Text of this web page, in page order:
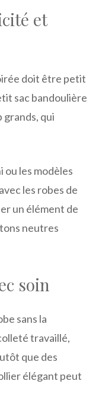
et
doit être petit
sac bandoulière
grands, qui
ou les modèles
les robes de
un élément de
neutres
soin
sans la
travaillé,
que des
élégant peut